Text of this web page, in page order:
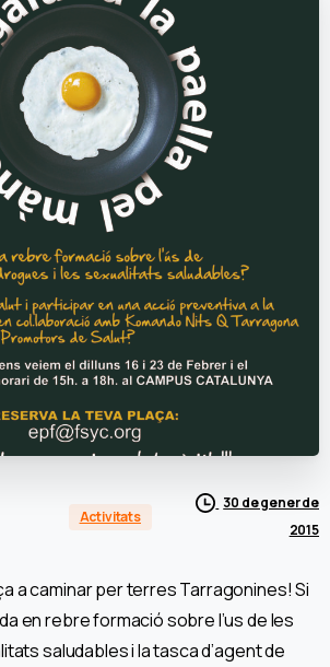
Activitats
30 de gener de
2015
a caminar per terres Tarragonines! Si
en rebre formació sobre l’us de les
saludables i la tasca d’agent de